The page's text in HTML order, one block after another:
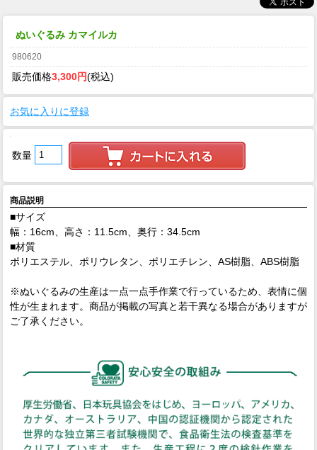
ぬいぐるみ カマイルカ
980620
販売価格3,300円(税込)
お気に入りに登録
数量
商品説明
■サイズ
幅：16cm、高さ：11.5cm、奥行：34.5cm
■材質
ポリエステル、ポリウレタン、ポリエチレン、AS樹脂、ABS樹脂
※ぬいぐるみの生産は一点一点手作業で行っているため、表情に個
性が生まれます。商品が掲載の写真と若干異なる場合がありますが
ご了承ください。